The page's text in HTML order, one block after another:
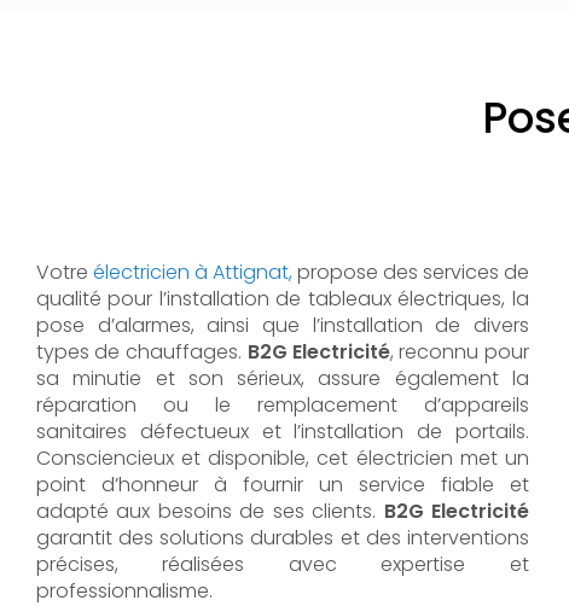
Votre électricien à Attignat, propose des services de
qualité pour l’installation de tableaux électriques, la
pose d’alarmes, ainsi que l’installation de divers
types de chauffages. B2G Electricité, reconnu pour
sa minutie et son sérieux, assure également la
réparation ou le remplacement d’appareils
sanitaires défectueux et l’installation de portails.
Consciencieux et disponible, cet électricien met un
point d’honneur à fournir un service fiable et
adapté aux besoins de ses clients. B2G Electricité
garantit des solutions durables et des interventions
précises, réalisées avec expertise et
professionnalisme.